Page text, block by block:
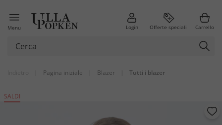
Menu Login Offerte speciali Carrello
| Pagina iniziale | Blazer | Tutti i blazer
SALDI